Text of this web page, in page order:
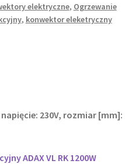
elektryczne, Ogrzewanie
, konwektor eleketryczny
230V, rozmiar [mm]:
ADAX VL RK 1200W